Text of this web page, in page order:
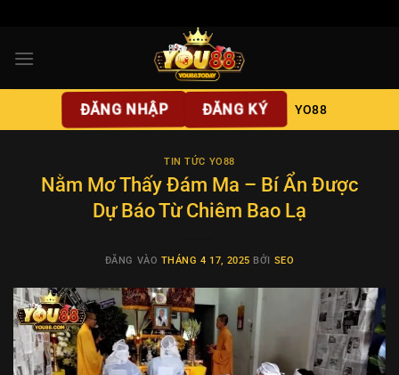
nội
ĐĂNG NHẬP ĐĂNG KÝ YO88
TIN TỨC YO88
Nằm Mơ Thấy Đám Ma – Bí Ẩn Được
Dự Báo Từ Chiêm Bao Lạ
ĐĂNG VÀO THÁNG 4 17, 2025 BỞI SEO